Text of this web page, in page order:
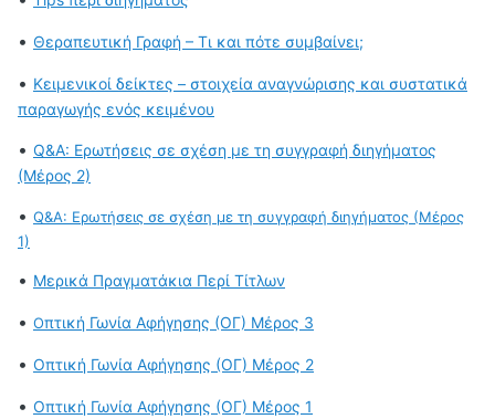
• Θεραπευτική Γραφή – Τι και πότε συμβαίνει;
• Κειμενικοί δείκτες – στοιχεία αναγνώρισης και συστατικά
παραγωγής ενός κειμένου
• Q&A: Ερωτήσεις σε σχέση με τη συγγραφή διηγήματος
(Μέρος 2)
• Q&A: Ερωτήσεις σε σχέση με τη συγγραφή διηγήματος (Μέρος
1)
• Μερικά Πραγματάκια Περί Τίτλων
• Οπτική Γωνία Αφήγησης (ΟΓ) Μέρος 3
• Οπτική Γωνία Αφήγησης (ΟΓ) Μέρος 2
• Οπτική Γωνία Αφήγησης (ΟΓ) Μέρος 1